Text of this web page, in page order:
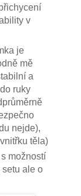
v
je
mě
a
ruky
nejde),
těla)
možností
ale o